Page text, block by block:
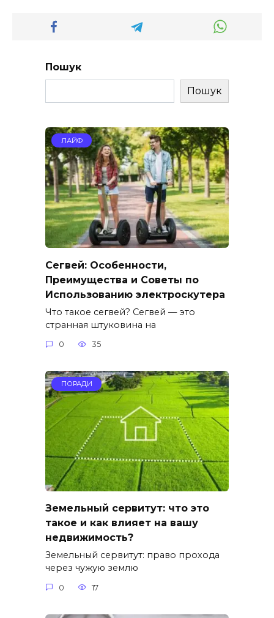
Пошук
Пошук
ЛАЙФ
Сегвей: Особенности,
Преимущества и Советы по
Использованию электроскутера
Что такое сегвей? Сегвей — это
странная штуковина на
0 35
ПОРАДИ
Земельный сервитут: что это
такое и как влияет на вашу
недвижимость?
Земельный сервитут: право прохода
через чужую землю
0 17